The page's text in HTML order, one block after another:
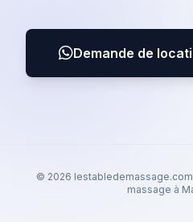
Demande de
© 2026
massage à